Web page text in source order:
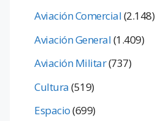
Aviación Comercial(2.148)
Aviación General(1.409)
Aviación Militar(737)
Cultura(519)
Espacio(699)